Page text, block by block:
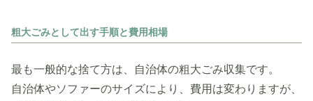
粗大ごみとして出す手順と費用相場
最も一般的な捨て方は、自治体の粗大ごみ収集です。
自治体やソファーのサイズにより、費用は変わりますが、